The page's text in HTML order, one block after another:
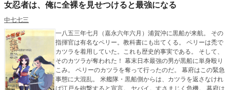
女忍者は、俺に全裸を見せつけると最強になる
中七七三
一八五三年七月（嘉永六年六月）浦賀沖に黒船が来航。 その
指揮官は有名なペリー。教科書にも出てくる。 ペリーは禿で
カツラを着用していた。これも歴史的事実である。 そして、
そのカツラが奪われた！ 幕末日本最強の男が黒船に単身殴り
こみ。 ペリーのカツラを奪って行ったのだ。 幕府はこの緊急
事態に大混乱。 米艦隊・黒船側からは、カツラを返さなけれ
ば江戸を砲撃すると宣言。 ヤバイ。すさまじく危機。 幕府は